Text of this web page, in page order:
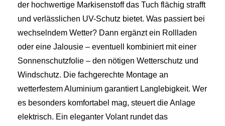
der hochwertige Markisenstoff das Tuch flächig strafft
und verlässlichen UV-Schutz bietet. Was passiert bei
wechselndem Wetter? Dann ergänzt ein Rollladen
oder eine Jalousie – eventuell kombiniert mit einer
Sonnenschutzfolie – den nötigen Wetterschutz und
Windschutz. Die fachgerechte Montage an
wetterfestem Aluminium garantiert Langlebigkeit. Wer
es besonders komfortabel mag, steuert die Anlage
elektrisch. Ein eleganter Volant rundet das